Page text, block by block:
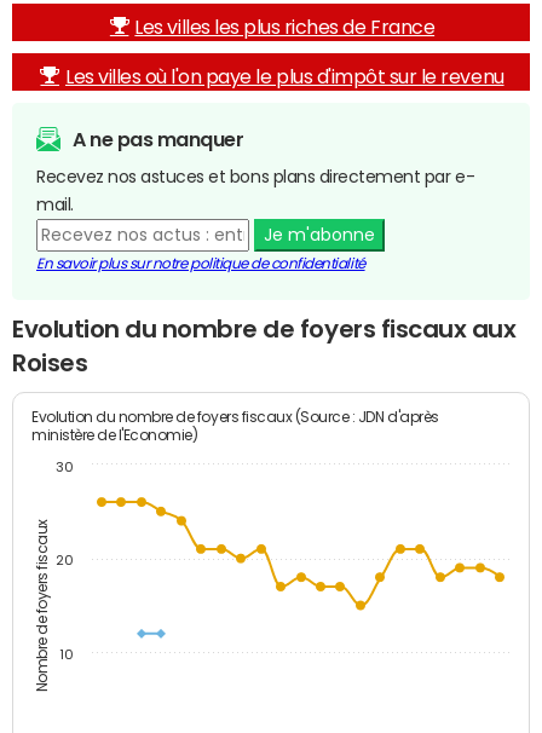
Les villes les plus riches de France
Les villes où l'on paye le plus d'impôt sur le revenu
A ne pas manquer
Recevez nos astuces et bons plans directement par e-
mail.
Je m'abonne
En savoir plus sur notre politique de confidentialité
Evolution du nombre de foyers fiscaux aux
Roises
Nombre de foyers fiscaux
Evolution du nombre de foyers fiscaux (Source : JDN d'après
ministère de l'Economie)
10
20
30